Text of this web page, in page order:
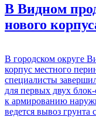
В Видном
нового
В городском округе
корпус местного
специалисты
для первых двух
к армированию
ведется вывоз грунта